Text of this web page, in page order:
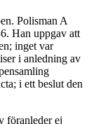
Polisman A
Han uppgav att
inget var
i anledning av
i ett beslut den
föranleder ej